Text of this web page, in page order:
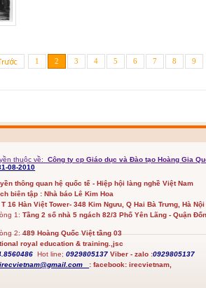
1 2 3 4 5 6 7 8 9
thuộc về:
Công ty cp Giáo dục và Đào tạo Hoàng Gia
08-2010
thông quan hệ quốc tế - Hiệp hội làng nghề Việt Nam
biên tập : Nhà báo Lê Kim Hoa
T 16 Hàn Việt Tower- 348 Kim Ngưu, Q Hai Bà Trưng, Hà Nội
1:Tầng 2 số nhà 5 ngách 82/3 Phố Yên Lãng - Quận
2:489 Hoàng Quốc Việt tầng 03
royal education & training.,jsc
Hot line; 0929805137 Viber - zalo :0929805137
irecvietnam@gmail.com :facebook: irecvietnam,